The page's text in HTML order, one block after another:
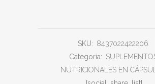
SKU: 8437022422206
Categoría:
NUTRICIONALES EN